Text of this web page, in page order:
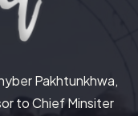
Pakhtunkhwa,
to Chief Minsiter